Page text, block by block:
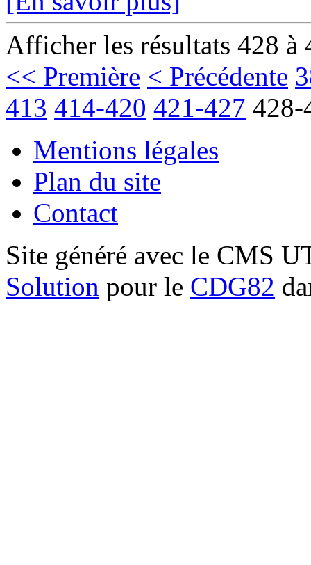
Afficher les résultats 428 à
<< Première < Précédente
413 414-420 421-427 428-
Mentions légales
Plan du site
Contact
Site généré avec le CMS
Solution pour le CDG82